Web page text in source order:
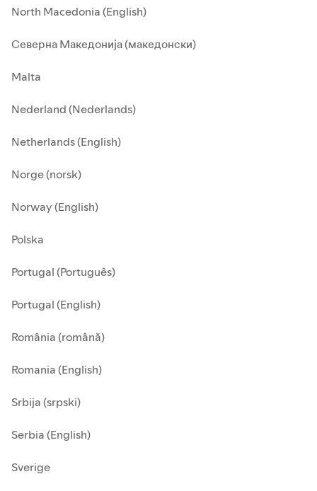
North Macedonia (English)
Северна Македонија (македонски)
Malta
Nederland (Nederlands)
Netherlands (English)
Norge (norsk)
Norway (English)
Polska
Portugal (Português)
Portugal (English)
România (română)
Romania (English)
Srbija (srpski)
Serbia (English)
Sverige